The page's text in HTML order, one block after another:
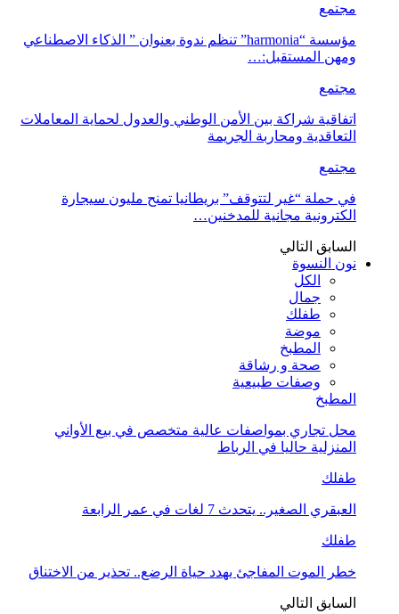
مجتمع
مؤسسة “harmonia” تنظم ندوة بعنوان ” الذكاء الاصطناعي
ومهن المستقبل:…
مجتمع
اتفاقية شراكة بين الأمن الوطني والعدول لحماية المعاملات
التعاقدية ومحاربة الجريمة
مجتمع
في حملة “غير لتتوقف” بريطانيا تمنح مليون سيجارة
الكترونية مجانية للمدخنين…
السابق التالي
نون النسوة
الكل
جمال
طفلك
موضة
المطبخ
صحة و رشاقة
وصفات طبيعية
المطبخ
محل تجاري بمواصفات عالية متخصص في بيع الأواني
المنزلية حاليا في الرباط
طفلك
العبقري الصغير.. يتحدث 7 لغات في عمر الرابعة
طفلك
خطر الموت المفاجئ يهدد حياة الرضع.. تحذير من الاختناق
السابق التالي